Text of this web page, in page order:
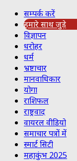
सम्पर्क करें
हमारे साथ जुड़े
विज्ञापन
धरोहर
धर्म
भ्रष्टाचार
मानवाधिकार
योगा
राशिफल
राष्ट्रवाद
वायरल वीडियो
समाचार पत्रों में
स्मार्ट सिटी
महाकुंभ 2025